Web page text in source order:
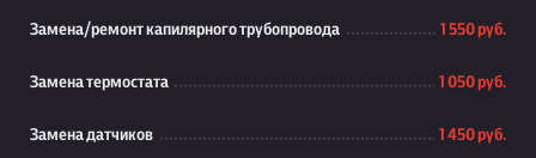
Замена/ремонт капилярного трубопровода 1 550 руб.
Замена термостата 1 050 руб.
Замена датчиков 1 450 руб.